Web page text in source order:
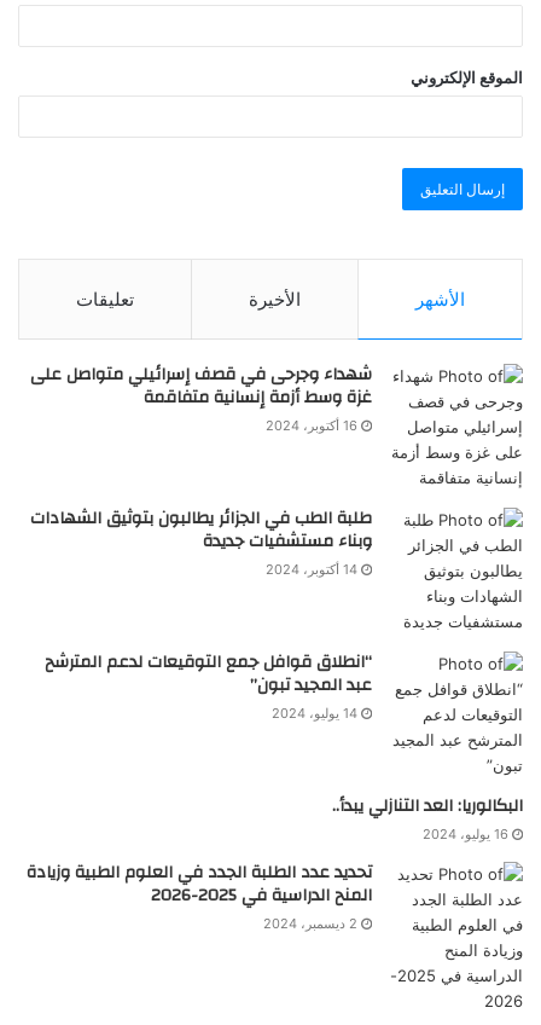
الموقع الإلكتروني
الأشهر الأخيرة تعليقات
شهداء وجرحى في قصف إسرائيلي متواصل على
غزة وسط أزمة إنسانية متفاقمة
16 أكتوبر، 2024
طلبة الطب في الجزائر يطالبون بتوثيق الشهادات
وبناء مستشفيات جديدة
14 أكتوبر، 2024
“انطلاق قوافل جمع التوقيعات لدعم المترشح
عبد المجيد تبون”
14 يوليو، 2024
البكالوريا: العد التنازلي يبدأ..
16 يوليو، 2024
تحديد عدد الطلبة الجدد في العلوم الطبية وزيادة
المنح الدراسية في 2025-2026
2 ديسمبر، 2024